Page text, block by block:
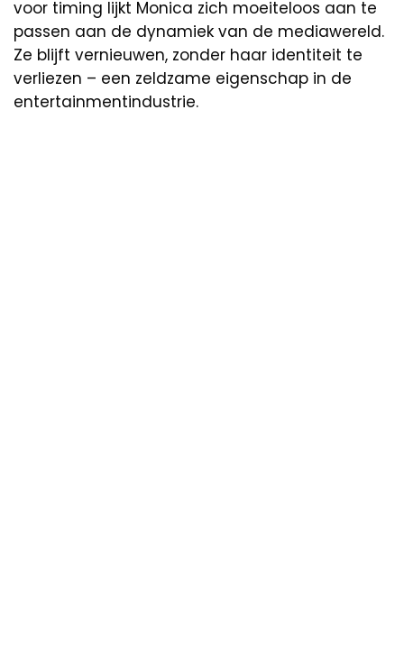
voor timing lijkt Monica zich moeiteloos aan te
passen aan de dynamiek van de mediawereld.
Ze blijft vernieuwen, zonder haar identiteit te
verliezen – een zeldzame eigenschap in de
entertainmentindustrie.